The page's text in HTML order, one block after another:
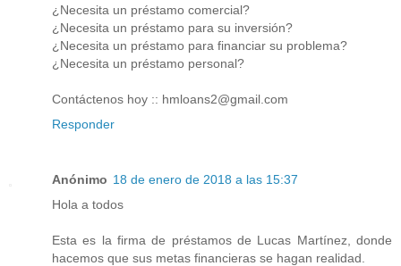
¿Necesita un préstamo comercial?
¿Necesita un préstamo para su inversión?
¿Necesita un préstamo para financiar su problema?
¿Necesita un préstamo personal?
Contáctenos hoy :: hmloans2@gmail.com
Responder
Anónimo 18 de enero de 2018 a las 15:37
Hola a todos
Esta es la firma de préstamos de Lucas Martínez, donde
hacemos que sus metas financieras se hagan realidad.